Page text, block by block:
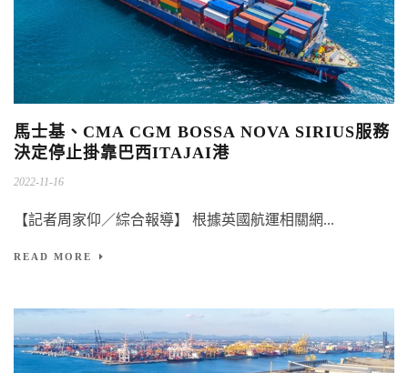
馬士基、CMA CGM BOSSA NOVA SIRIUS服務
決定停止掛靠巴西ITAJAI港
2022-11-16
【記者周家仰／綜合報導】 根據英國航運相關網...
READ MORE